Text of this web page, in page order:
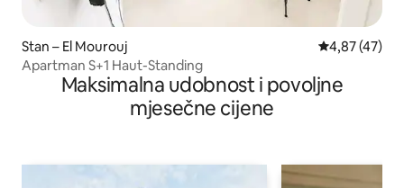
Stan – El Mourouj Prosječna
4,87 (47)
Apartman S+1 Haut-Standing
Maksimalna udobnost i povoljne
mjesečne cijene